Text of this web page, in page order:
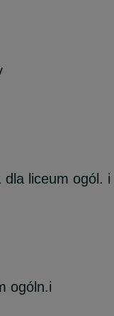
liceum ogól. i
ogóln.i